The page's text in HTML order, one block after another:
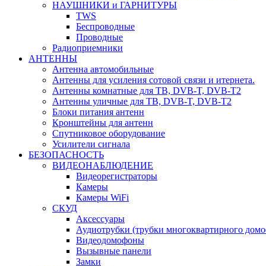
НАУШНИКИ и ГАРНИТУРЫ
TWS
Беспроводные
Проводные
Радиоприемники
АНТЕННЫ
Антенна автомобильные
Антенны для усиления сотовой связи и итернета.
Антенны комнатные для ТВ, DVB-T, DVB-T2
Антенны уличные для ТВ, DVB-T, DVB-T2
Блоки питания антенн
Кронштейны для антенн
Спутниковое оборудование
Усилители сигнала
БЕЗОПАСНОСТЬ
ВИДЕОНАБЛЮДЕНИЕ
Видеорегистраторы
Камеры
Камеры WiFi
СКУД
Аксессуары
Аудиотрубки (трубки многоквартирного
Видеодомофоны
Вызывные панели
Замки